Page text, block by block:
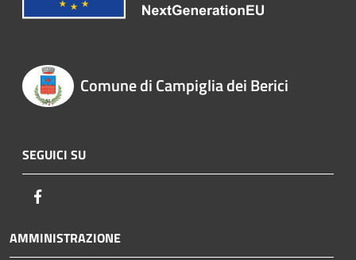
Comune di Campiglia dei Berici
SEGUICI SU
AMMINISTRAZIONE